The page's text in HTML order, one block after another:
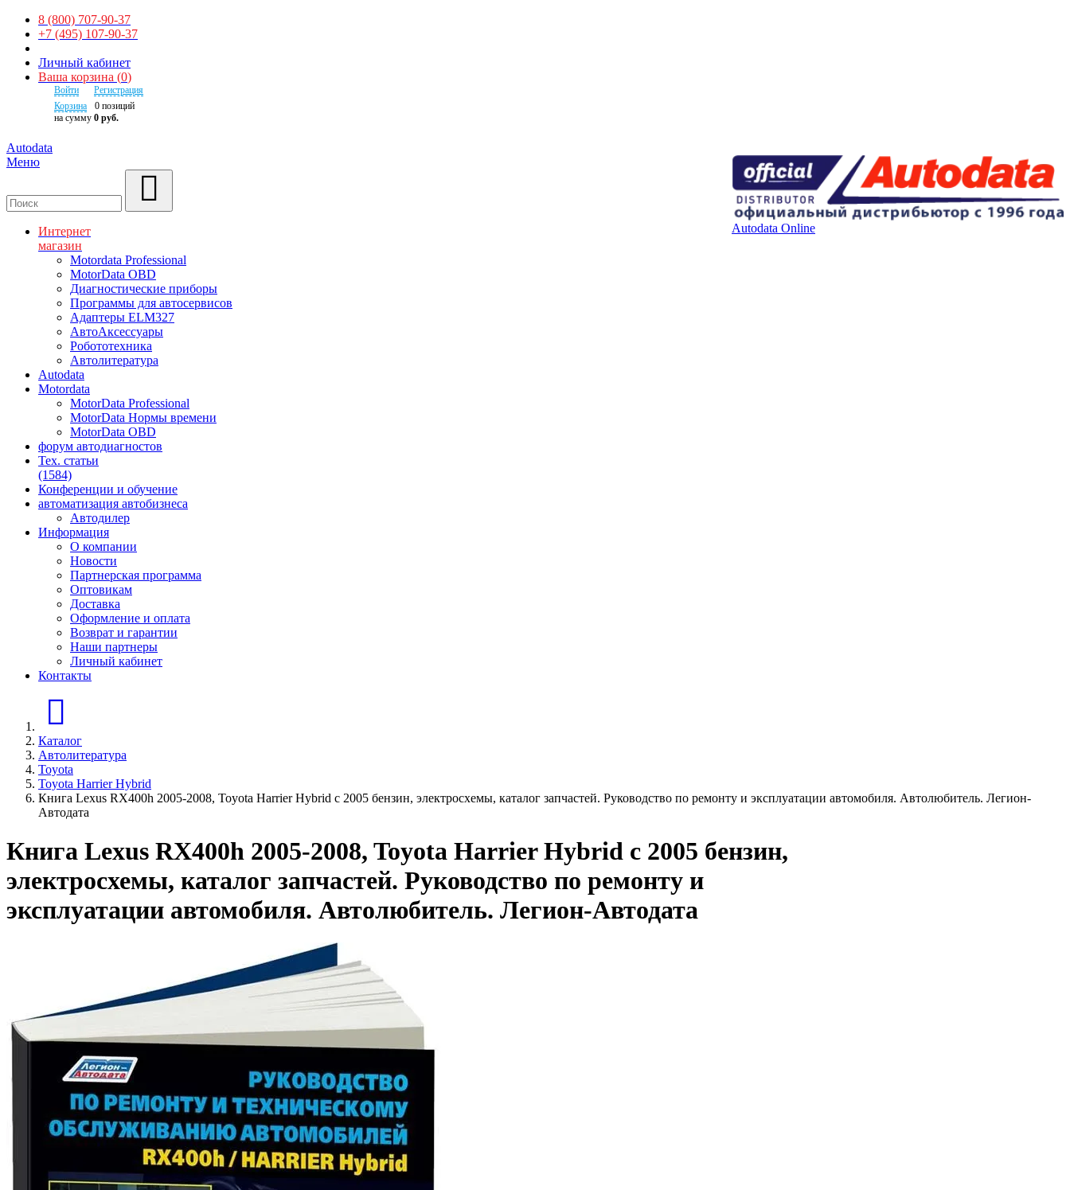
8 (800) 707-90-37
+7 (495) 107-90-37
Личный кабинет
Ваша корзина (0)
Войти
Регистрация
Корзина
0 позиций
на сумму 0 руб.
Autodata
Autodata Online
Меню
Интернет
магазин
Motordata Professional
MotorData OBD
Диагностические приборы
Программы для автосервисов
Адаптеры ELM327
АвтоАксессуары
Робототехника
Автолитература
Autodata
Motordata
MotorData Professional
MotorData Нормы времени
MotorData OBD
форум автодиагностов
Тех. статьи
(1584)
Конференции и обучение
автоматизация автобизнеса
Автодилер
Информация
О компании
Новости
Партнерская программа
Оптовикам
Доставка
Оформление и оплата
Возврат и гарантии
Наши партнеры
Личный кабинет
Контакты
Каталог
Автолитература
Toyota
Toyota Harrier Hybrid
Книга Lexus RX400h 2005-2008, Toyota Harrier Hybrid с 2005 бензин, электросхемы, каталог запчастей. Руководство по ремонту и эксплуатации автомобиля. Автолюбитель. Легион-
Aвтодата
Книга Lexus RX400h 2005-2008, Toyota Harrier Hybrid с 2005 бензин,
электросхемы, каталог запчастей. Руководство по ремонту и
эксплуатации автомобиля. Автолюбитель. Легион-Aвтодата